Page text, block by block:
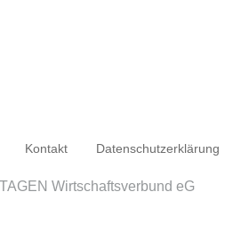
Kontakt Datenschutzerklärung
Wirtschaftsverbund eG